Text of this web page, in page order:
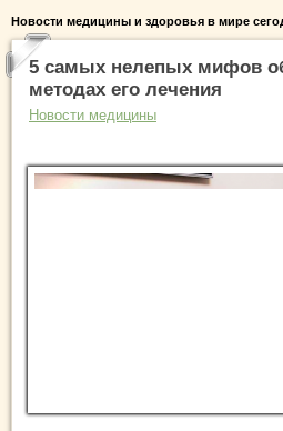
Новости медицины и здоровья в мире
5 самых нелепых мифов
методах его лечения
Новости медицины